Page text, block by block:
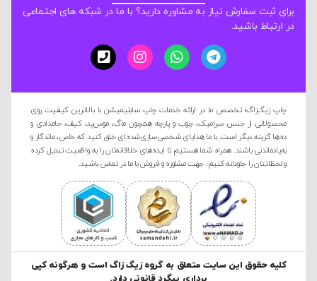
برای ثبت سفارش نیاز به مشاوره دارید؟ با ما در شبکه های اجتماعی
در ارتباط باشید.
چاپ زیگ‌زاگ؛ تخصص ما در ارائه خدمات چاپ سابلیمیشن با بالاترین کیفیت روی
محصولاتی از جنس سرامیک، چوب و پارچه همچون ماگ، موس‌پد، کیف، جامدادی و
ده‌ها گزینه دیگر است. با ما هدایای شخصی‌سازی‌شده‌ای خلق کنید که خاص، ماندگار و
به‌یادماندنی باشند. همراه شما هستیم تا ایده‌های خلاقانه‌تان را به واقعیت تبدیل کرده
و لحظاتتان را جاودانه کنیم. جهت مشاوره و فروش با ما در تماس باشید.
کليه حقوق این سایت متعلق به گروه زیگ زاگ است و هرگونه کپی